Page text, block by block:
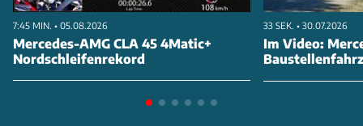
7:45 MIN. • 05.08.2026
Mercedes-AMG CLA 45 4Matic+
Nordschleifenrekord
33 SEK. • 30.07.2026
Im Video: